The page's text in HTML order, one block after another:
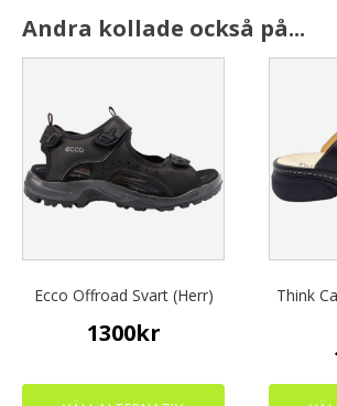
Andra kollade också på...
Ecco Offroad Svart (Herr)
1300kr
multiple
variants.
The
options
be
chosen
page
Think
multiple
variants.
The
be
chosen
page